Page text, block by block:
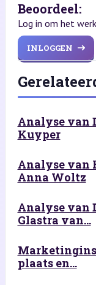
Beoordeel:
Log in om het
INLOGGEN
Analyse van
Kuyper
Analyse van
Anna Woltz
Analyse van
Glastra van...
plaats en...